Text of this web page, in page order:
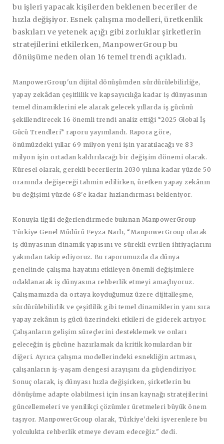
bu işleri yapacak kişilerden beklenen beceriler de
hızla değişiyor. Esnek çalışma modelleri, üretkenlik
baskıları ve yetenek açığı gibi zorluklar şirketlerin
stratejilerini etkilerken, ManpowerGroup bu
dönüşüme neden olan 16 temel trendi açıkladı.
ManpowerGroup'un dijital dönüşümden sürdürülebilirliğe,
yapay zekâdan çeşitlilik ve kapsayıcılığa kadar iş dünyasının
temel dinamiklerini ele alarak gelecek yıllarda iş gücünü
şekillendirecek 16 önemli trendi analiz ettiği “2025 Global İş
Gücü Trendleri” raporu yayımlandı. Rapora göre,
önümüzdeki yıllar 69 milyon yeni işin yaratılacağı ve 83
milyon işin ortadan kaldırılacağı bir değişim dönemi olacak.
Küresel olarak, gerekli becerilerin 2030 yılına kadar yüzde 50
oranında değişeceği tahmin edilirken, üretken yapay zekânın
bu değişimi yüzde 68'e kadar hızlandırması bekleniyor.
Konuyla ilgili değerlendirmede bulunan ManpowerGroup
Türkiye Genel Müdürü Feyza Narlı, “ManpowerGroup olarak
iş dünyasının dinamik yapısını ve sürekli evrilen ihtiyaçlarını
yakından takip ediyoruz. Bu raporumuzda da dünya
genelinde çalışma hayatını etkileyen önemli değişimlere
odaklanarak iş dünyasına rehberlik etmeyi amaçlıyoruz.
Çalışmamızda da ortaya koyduğumuz üzere dijitalleşme,
sürdürülebilirlik ve çeşitlilik gibi temel dinamiklerin yanı sıra
yapay zekânın iş gücü üzerindeki etkileri de giderek artıyor.
Çalışanların gelişim süreçlerini desteklemek ve onları
geleceğin iş gücüne hazırlamak da kritik konulardan bir
diğeri. Ayrıca çalışma modellerindeki esnekliğin artması,
çalışanların iş-yaşam dengesi arayışını da güçlendiriyor.
Sonuç olarak, iş dünyası hızla değişirken, şirketlerin bu
dönüşüme adapte olabilmesi için insan kaynağı stratejilerini
güncellemeleri ve yenilikçi çözümler üretmeleri büyük önem
taşıyor. ManpowerGroup olarak, Türkiye'deki işverenlere bu
yolculukta rehberlik etmeye devam edeceğiz." dedi.